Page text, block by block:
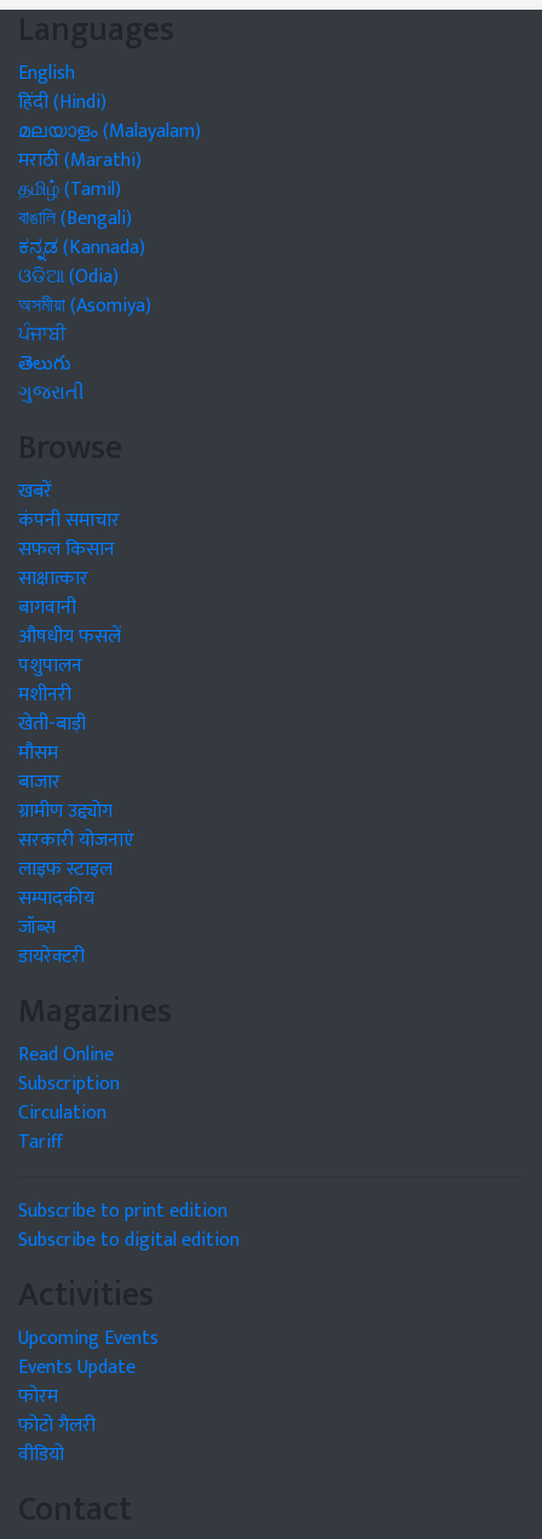
Languages
English
हिंदी (Hindi)
മലയാളം (Malayalam)
मराठी (Marathi)
தமிழ் (Tamil)
বাঙালি (Bengali)
ಕನ್ನಡ (Kannada)
ଓଡିଆ (Odia)
অসমীয়া (Asomiya)
ਪੰਜਾਬੀ
తెలుగు
ગુજરાતી
Browse
खबरें
कंपनी समाचार
सफल किसान
साक्षात्कार
बागवानी
औषधीय फसलें
पशुपालन
मशीनरी
खेती-बाड़ी
मौसम
बाजार
ग्रामीण उद्द्योग
सरकारी योजनाएं
लाइफ स्टाइल
सम्पादकीय
जॉब्स
डायरेक्टरी
Magazines
Read Online
Subscription
Circulation
Tariff
Subscribe to print edition
Subscribe to digital edition
Activities
Upcoming Events
Events Update
फोरम
फोटो गैलरी
वीडियो
Contact